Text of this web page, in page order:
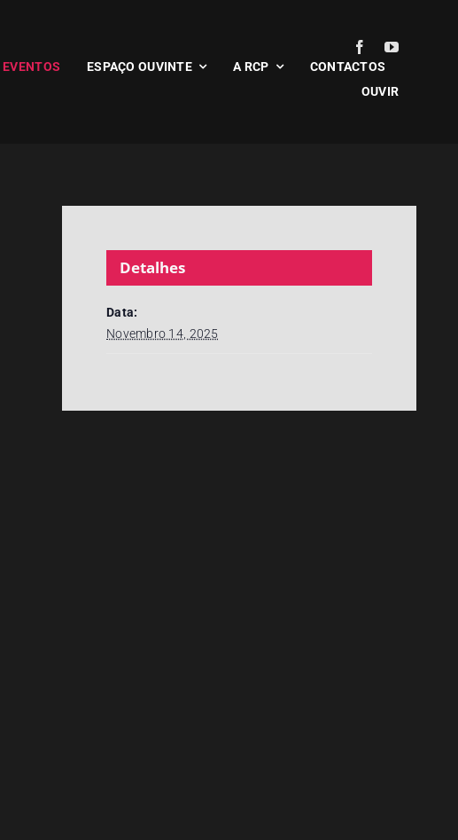
EVENTOS ESPAÇO OUVINTE A RCP
CONTACTOS
OUVIR
Detalhes
Data:
Novembro 14, 2025